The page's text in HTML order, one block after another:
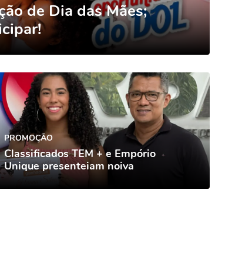
de Dia das Mães;
PROMOÇÃO
Classificados TEM + e Empório
Unique presenteiam noiva